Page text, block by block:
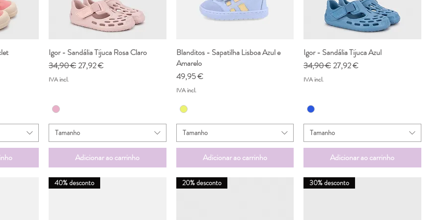
Visualização rápida
Igor - Sandália Tijuca Rosa Claro
Preço normal
34,90 €Preço promocional
27,92 €
IVA incl.
Tamanho
Adicionar ao carrinho
Visualização rápida
Blanditos - Sapatilha Lisboa Azul e
Amarelo
Preço
49,95 €
IVA incl.
Tamanho
Adicionar ao carrinho
Visualização rápida
Igor - Sandália Tijuca Azul
Preço normal
34,90 €Preço promocional
27,92 €
IVA incl.
Tamanho
Adicionar ao carrinho
40% desconto 20% desconto 30% desconto